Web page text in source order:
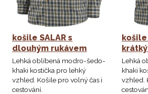
košile SALAR s
dlouhým rukávem
Lehká oblíbená modro-šedo-
khaki kostička pro lehký
vzhled. Košile pro volný čas i
cestování.
košile
Lehká
khaki
vzhled.